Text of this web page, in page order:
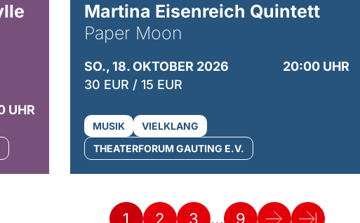
UHR
Martina Eisenreich Quintett
Paper Moon
SO., 18. OKTOBER 2026
20:00 UHR
30 EUR / 15 EUR
MUSIK
VIELKLANG
THEATERFORUM GAUTING E.V.
1 2 3 … 9